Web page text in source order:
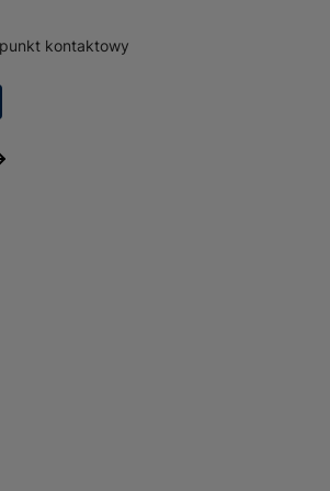
bezpieczeństwo
15/25 2m będzie
kontaktowy